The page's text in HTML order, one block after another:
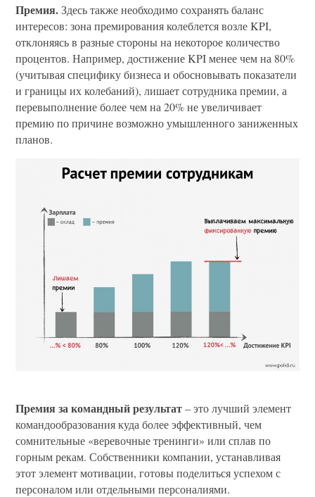
Премия.Здесь также необходимо сохранять баланс
интересов: зона премирования колеблется возле KPI,
отклоняясь в разные стороны на некоторое количество
процентов. Например, достижение KPI менее чем на 80%
(учитывая специфику бизнеса и обосновывать показатели
и границы их колебаний), лишает сотрудника премии, а
перевыполнение более чем на 20% не увеличивает
премию по причине возможно умышленного заниженных
планов.
Премия за командный результат– это лучший элемент
командообразования куда более эффективный, чем
сомнительные «веревочные тренинги» или сплав по
горным рекам. Собственники компании, устанавливая
этот элемент мотивации, готовы поделиться успехом с
персоналом или отдельными персоналиями.